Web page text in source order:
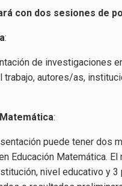
con dos sesiones de
:
de investigaciones
trabajo, autores/as,
:
puede tener dos
Educación Matemática.
nivel educativo y